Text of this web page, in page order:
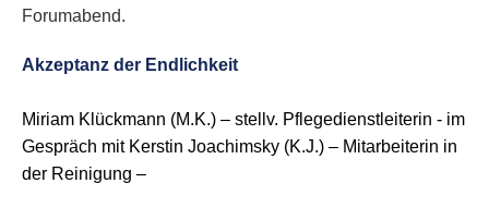
Forumabend.
Akzeptanz der Endlichkeit
Miriam Klückmann (M.K.) – stellv. Pflegedienstleiterin - im
Gespräch mit Kerstin Joachimsky (K.J.) – Mitarbeiterin in
der Reinigung –